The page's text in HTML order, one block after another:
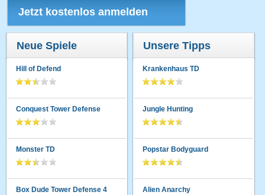
Jetzt kostenlos anmelden
Neue Spiele
Hill of Defend
Conquest Tower Defense
Monster TD
Box Dude Tower Defense 4
Unsere Tipps
Krankenhaus TD
Jungle Hunting
Popstar Bodyguard
Alien Anarchy